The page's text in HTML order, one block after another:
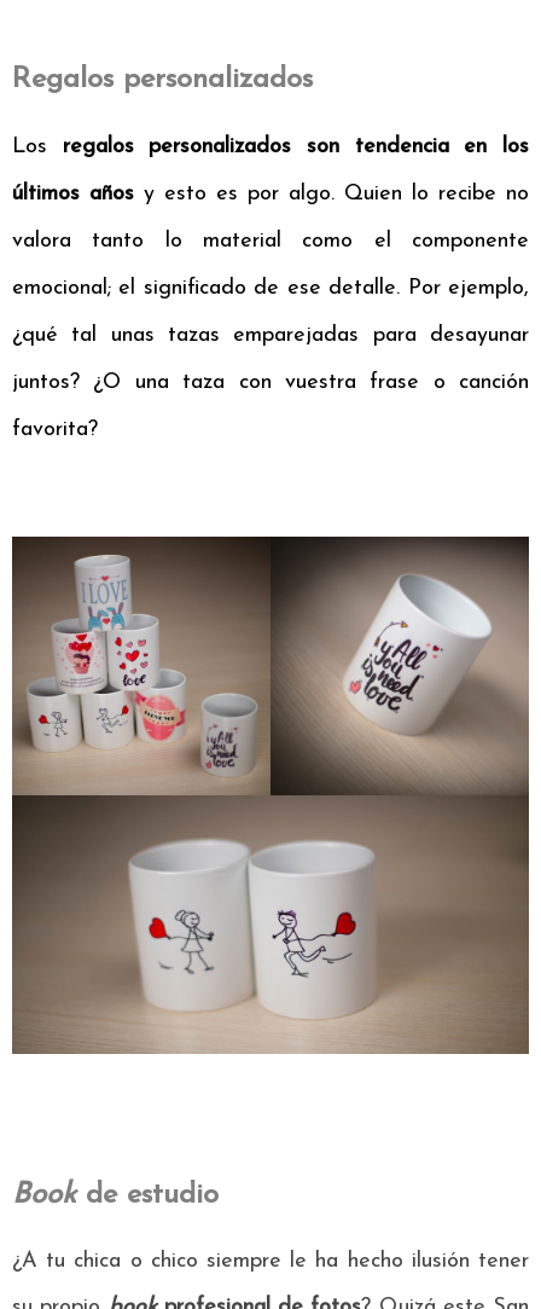
Regalos personalizados
Los regalos personalizados son tendencia en los
últimos años y esto es por algo. Quien lo recibe no
valora tanto lo material como el componente
emocional; el significado de ese detalle. Por ejemplo,
¿qué tal unas tazas emparejadas para desayunar
juntos? ¿O una taza con vuestra frase o canción
favorita?
Bookde estudio
¿A tu chica o chico siempre le ha hecho ilusión tener